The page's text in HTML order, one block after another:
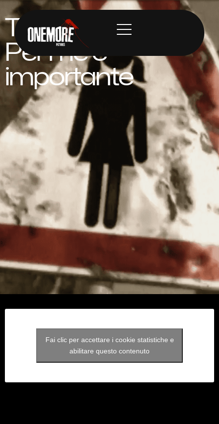
Tiromancino
Per me è
importante
Fai clic per accettare i cookie statistiche e
abilitare questo contenuto